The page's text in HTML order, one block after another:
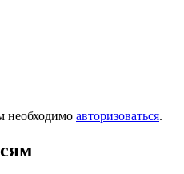
необходимо авторизоваться.